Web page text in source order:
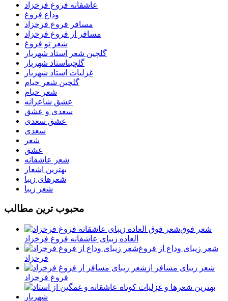
عاشقانه فروغ فرخزاد
وداع فروغ
مسافر فروغ فرخزاد
مسافر از فروغ فرخزاد
شعر تو فروغ
گلچین شعر استاد شهریار
گلچیناستاد شهریار
غزلیات استاد شهریار
گلچین شعر خیام
شعر خیام
عشق شاعرانه
سعدی و عشق
عشق سعدی
سعدی
شعر
عشق
شعر عاشقانه
بهترین اشعار
شعرهای زیبا
شعر زیبا
محبوب ترين مطالب
شعر فوق
العاده زیبای عاشقانه فروغ فرخزاد
شعر زیبای وداع از فروغ
فرخزاد
شعر زیبای مسافر از
فروغ فرخزاد